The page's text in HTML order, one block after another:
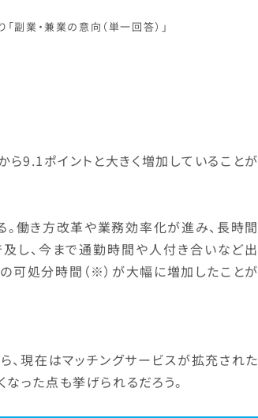
「副業・兼業の意向（単一回答）」
9.1ポイントと大きく増加していることが
。働き方改革や業務効率化が進み、長時間
し、今まで通勤時間や人付き合いなど出
可処分時間（※）が大幅に増加したことが
、現在はマッチングサービスが拡充された
った点も挙げられるだろう。